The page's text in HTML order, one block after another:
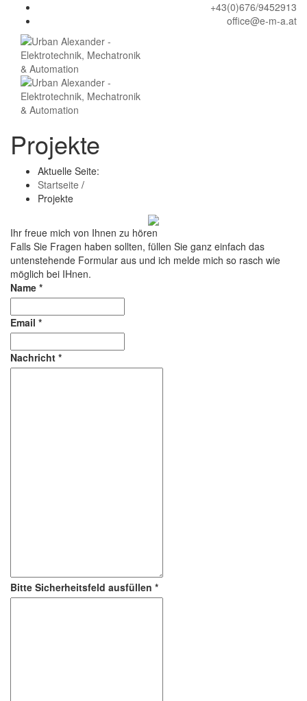
+43(0)676/9452913
office@e-m-a.at
Projekte
Aktuelle Seite:
Startseite /
Projekte
Ihr freue mich von Ihnen zu hören
Falls Sie Fragen haben sollten, füllen Sie ganz einfach das
untenstehende Formular aus und ich melde mich so rasch wie
möglich bei IHnen.
Name *
Email *
Nachricht *
Bitte Sicherheitsfeld ausfüllen *